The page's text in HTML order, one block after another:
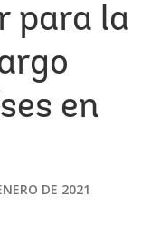
para la
en
DE 2021